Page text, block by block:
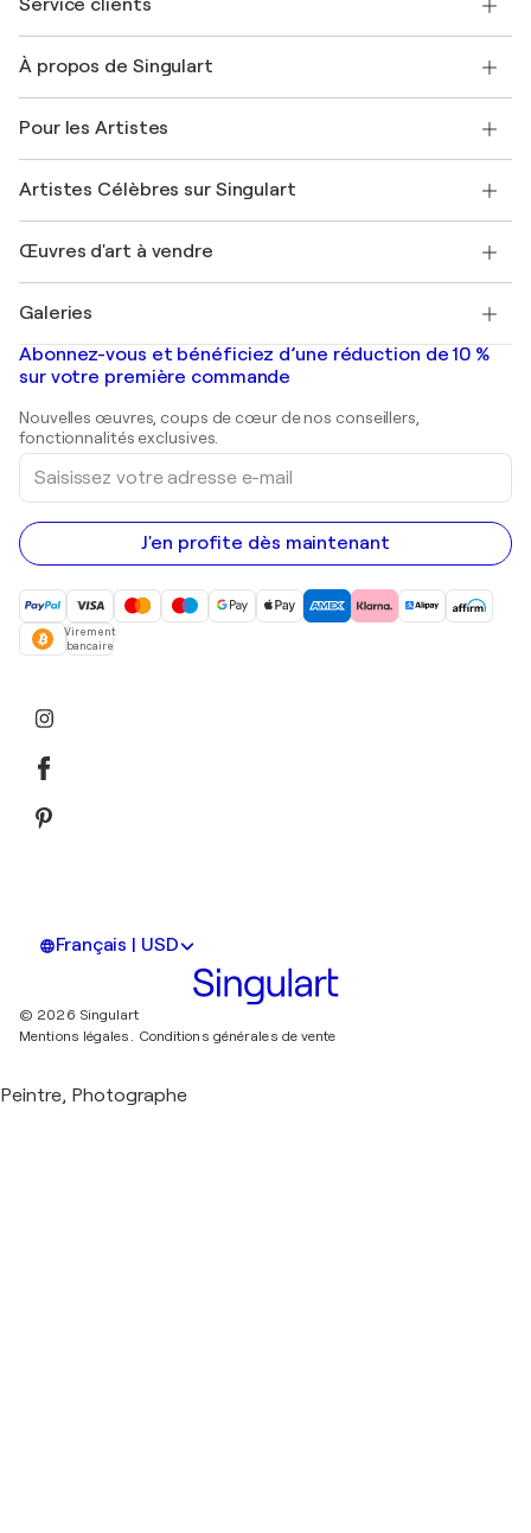
Service clients
Expédition
Offrir une carte cadeau
Rejoignez notre programme commercial
Mon compte
+33 1 76 44 06 42
À propos de Singulart
FAQ
Magazine Singulart
Emplois
Découvrez une sélection d'art original
Pour les Artistes
Se connecter en tant qu'Artiste
Artistes Célèbres sur Singulart
Marc Chagall
Banksy
Mr. Brainwash
Shepard Fairey
Œuvres d'art à vendre
Tableaux abstraits à vendre
Peintures de paysage
Estampes
Peintures acryliques
Galeries
Galeries d'art en France
Galeries d'art en Belgique
Abonnez-vous et bénéficiez d’une réduction de 10 %
sur votre première commande
Nouvelles œuvres, coups de cœur de nos conseillers,
fonctionnalités exclusives.
Saisissez
votre
adresse
e-
mail
J'en profite dès maintenant
Virement
bancaire
Français | USD
© 2026 Singulart
Mentions légales. Conditions générales de vente
Peintre, Photographe